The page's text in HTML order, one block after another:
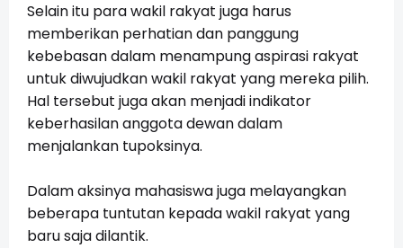
Selain itu para wakil rakyat juga harus
memberikan perhatian dan panggung
kebebasan dalam menampung aspirasi rakyat
untuk diwujudkan wakil rakyat yang mereka pilih.
Hal tersebut juga akan menjadi indikator
keberhasilan anggota dewan dalam
menjalankan tupoksinya.
Dalam aksinya mahasiswa juga melayangkan
beberapa tuntutan kepada wakil rakyat yang
baru saja dilantik.